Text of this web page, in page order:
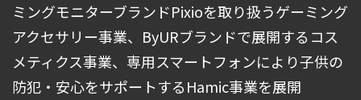
ミングモニターブランドPixioを取り扱うゲーミング
アクセサリー事業、ByURブランドで展開するコス
メティクス事業、専用スマートフォンにより子供の
防犯・安心をサポートするHamic事業を展開